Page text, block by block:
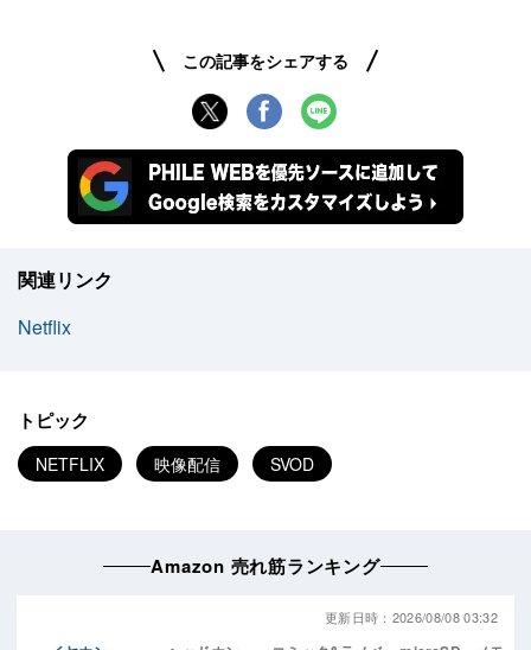
この記事をシェアする
関連リンク
Netflix
トピック
NETFLIX 映像配信 SVOD